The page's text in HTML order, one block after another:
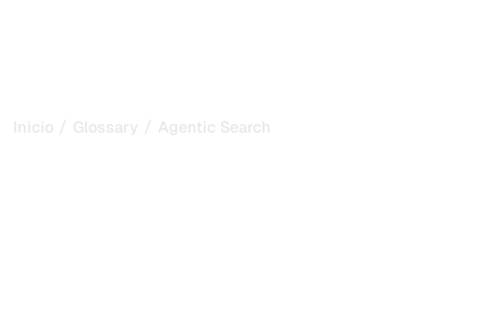
Inicio / Glossary / Agentic Search